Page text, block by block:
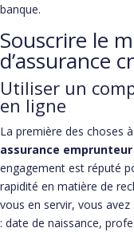
banque.
Souscrire le
d’assurance
Utiliser un
en ligne
La première des choses
assurance
engagement est réputé
rapidité en matière de
vous en servir, vous
: date de naissance,